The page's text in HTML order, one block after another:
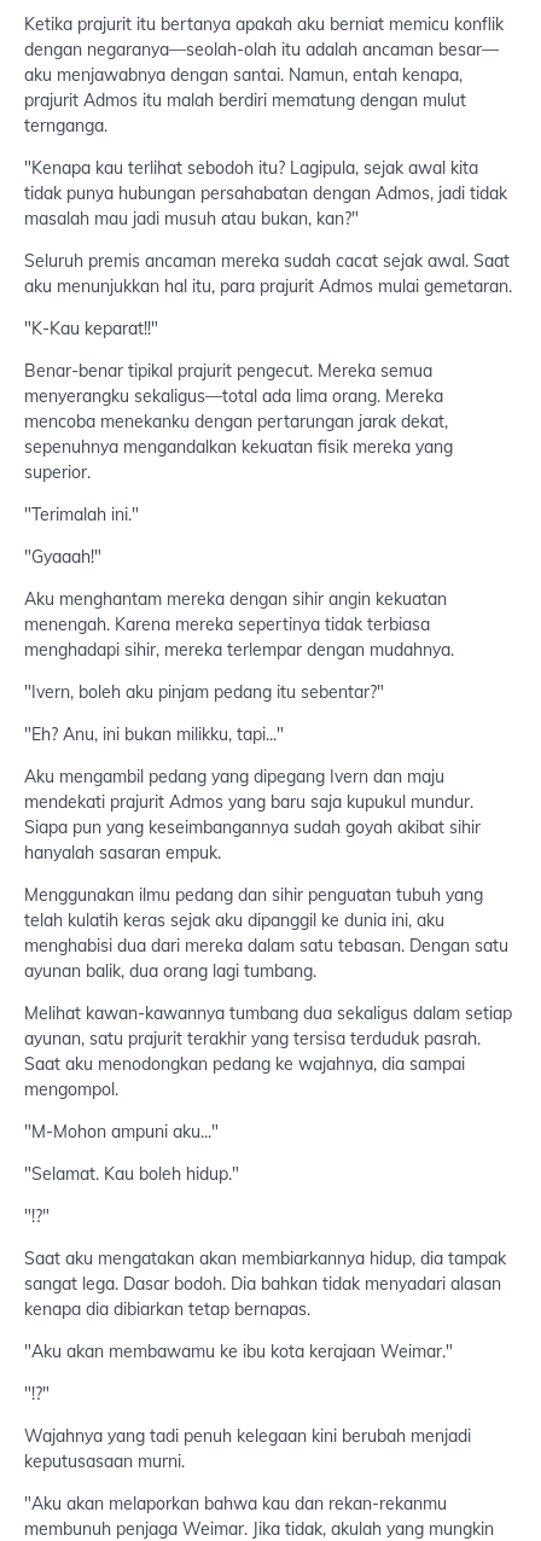
Ketika prajurit itu bertanya apakah aku berniat memicu konflik
dengan negaranya—seolah-olah itu adalah ancaman besar—
aku menjawabnya dengan santai. Namun, entah kenapa,
prajurit Admos itu malah berdiri mematung dengan mulut
ternganga.
"Kenapa kau terlihat sebodoh itu? Lagipula, sejak awal kita
tidak punya hubungan persahabatan dengan Admos, jadi tidak
masalah mau jadi musuh atau bukan, kan?"
Seluruh premis ancaman mereka sudah cacat sejak awal. Saat
aku menunjukkan hal itu, para prajurit Admos mulai gemetaran.
"K-Kau keparat!!"
Benar-benar tipikal prajurit pengecut. Mereka semua
menyerangku sekaligus—total ada lima orang. Mereka
mencoba menekanku dengan pertarungan jarak dekat,
sepenuhnya mengandalkan kekuatan fisik mereka yang
superior.
"Terimalah ini."
"Gyaaah!"
Aku menghantam mereka dengan sihir angin kekuatan
menengah. Karena mereka sepertinya tidak terbiasa
menghadapi sihir, mereka terlempar dengan mudahnya.
"Ivern, boleh aku pinjam pedang itu sebentar?"
"Eh? Anu, ini bukan milikku, tapi..."
Aku mengambil pedang yang dipegang Ivern dan maju
mendekati prajurit Admos yang baru saja kupukul mundur.
Siapa pun yang keseimbangannya sudah goyah akibat sihir
hanyalah sasaran empuk.
Menggunakan ilmu pedang dan sihir penguatan tubuh yang
telah kulatih keras sejak aku dipanggil ke dunia ini, aku
menghabisi dua dari mereka dalam satu tebasan. Dengan satu
ayunan balik, dua orang lagi tumbang.
Melihat kawan-kawannya tumbang dua sekaligus dalam setiap
ayunan, satu prajurit terakhir yang tersisa terduduk pasrah.
Saat aku menodongkan pedang ke wajahnya, dia sampai
mengompol.
"M-Mohon ampuni aku..."
"Selamat. Kau boleh hidup."
"!?"
Saat aku mengatakan akan membiarkannya hidup, dia tampak
sangat lega. Dasar bodoh. Dia bahkan tidak menyadari alasan
kenapa dia dibiarkan tetap bernapas.
"Aku akan membawamu ke ibu kota kerajaan Weimar."
"!?"
Wajahnya yang tadi penuh kelegaan kini berubah menjadi
keputusasaan murni.
"Aku akan melaporkan bahwa kau dan rekan-rekanmu
membunuh penjaga Weimar. Jika tidak, akulah yang mungkin